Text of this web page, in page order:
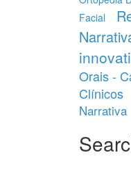
Facial
Orais -
Clínicos
Narrativa